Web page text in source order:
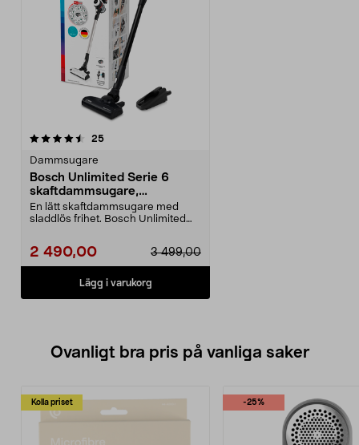
25recensioner
Dammsugare
Bosch Unlimited Serie 6
skaftdammsugare,
BBS611LAG
En lätt skaftdammsugare med
sladdlös frihet. Bosch Unlimited
3 499,00
2 490,00
Lägg i varukorg
Ovanligt bra pris på vanliga saker
Kolla priset -25%